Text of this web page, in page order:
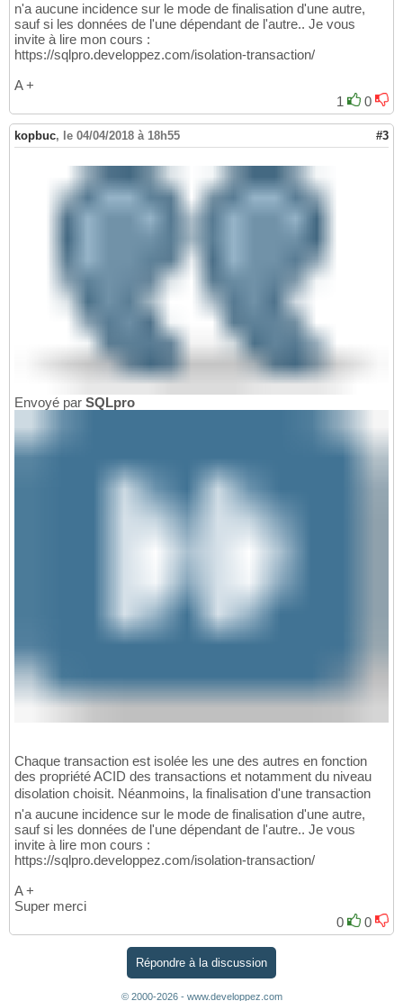
n'a aucune incidence sur le mode de finalisation d'une autre,
sauf si les données de l'une dépendant de l'autre.. Je vous
invite à lire mon cours :
https://sqlpro.developpez.com/isolation-transaction/
A +
1
0
kopbuc, le 04/04/2018 à 18h55 #3
Envoyé par SQLpro
Chaque transaction est isolée les une des autres en fonction
des propriété ACID des transactions et notamment du niveau
disolation choisit. Néanmoins, la finalisation d'une transaction
n'a aucune incidence sur le mode de finalisation d'une autre,
sauf si les données de l'une dépendant de l'autre.. Je vous
invite à lire mon cours :
https://sqlpro.developpez.com/isolation-transaction/
A +
Super merci
0
0
Répondre à la discussion
© 2000-2026 - www.developpez.com